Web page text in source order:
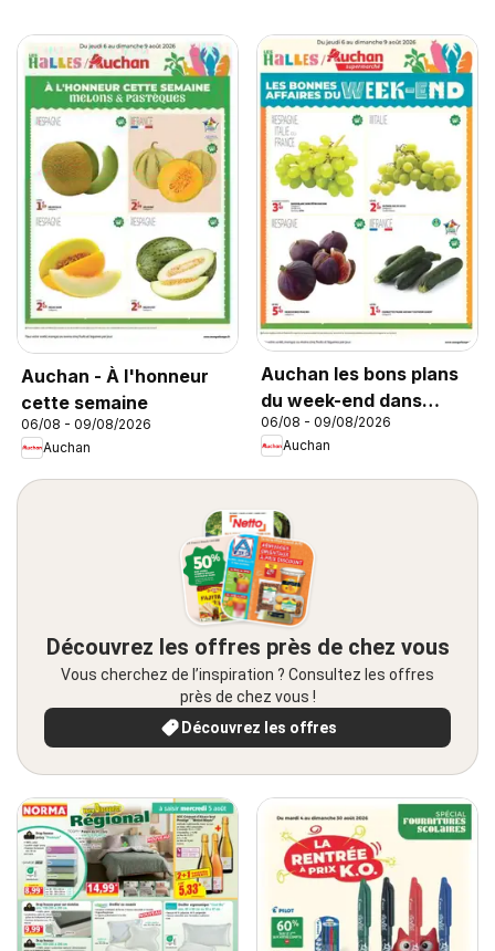
Auchan - À l'honneur
cette semaine
06/08 - 09/08/2026
Auchan
Auchan les bons plans
du week-end dans
votre super
06/08 - 09/08/2026
Auchan
Découvrez les offres près de chez vous
Vous cherchez de l’inspiration ? Consultez les offres
près de chez vous !
Découvrez les offres